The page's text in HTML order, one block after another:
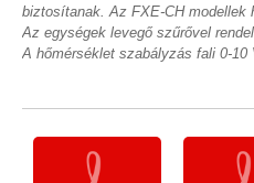
biztosítanak. Az FXE-CH modellek
Az egységek levegő szűrővel
A hőmérséklet szabályzás fali 0-10